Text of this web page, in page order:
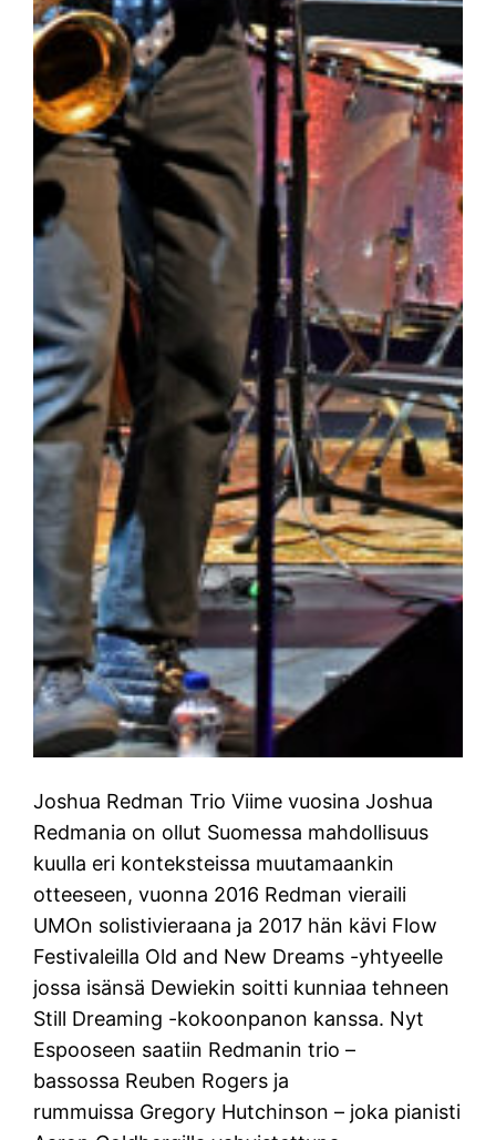
Joshua Redman Trio Viime vuosina Joshua
Redmania on ollut Suomessa mahdollisuus
kuulla eri konteksteissa muutamaankin
otteeseen, vuonna 2016 Redman vieraili
UMOn solistivieraana ja 2017 hän kävi Flow
Festivaleilla Old and New Dreams -yhtyeelle
jossa isänsä Dewiekin soitti kunniaa tehneen
Still Dreaming -kokoonpanon kanssa. Nyt
Espooseen saatiin Redmanin trio –
bassossa Reuben Rogers ja
rummuissa Gregory Hutchinson – joka pianisti